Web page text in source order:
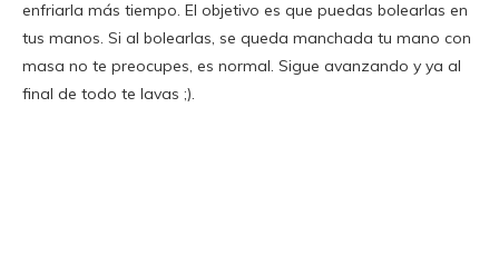
enfriarla más tiempo. El objetivo es que puedas bolearlas en
tus manos. Si al bolearlas, se queda manchada tu mano con
masa no te preocupes, es normal. Sigue avanzando y ya al
final de todo te lavas ;).